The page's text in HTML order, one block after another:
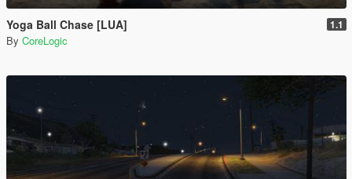
Yoga Ball Chase [LUA] 1.1
By CoreLogic